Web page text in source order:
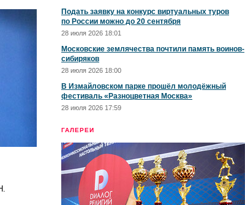
Подать заявку на конкурс виртуальных туров
по России можно до 20 сентября
28 июля 2026 18:01
Московские землячества почтили память воинов-
сибиряков
28 июля 2026 18:00
В Измайловском парке прошёл молодёжный
фестиваль «Разноцветная Москва»
28 июля 2026 17:59
ГАЛЕРЕИ